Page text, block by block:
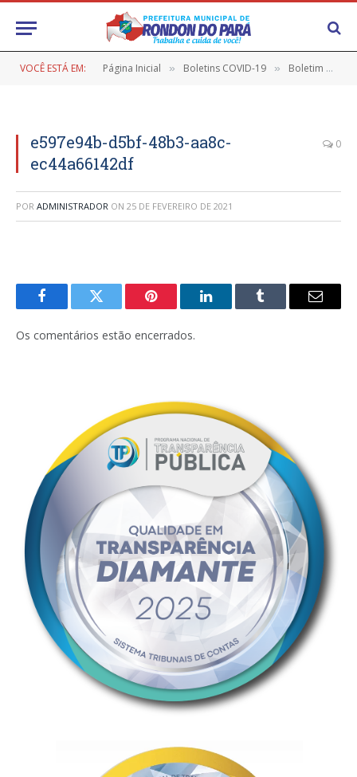
VOCÊ ESTÁ EM: Página Inicial » Boletins COVID-19 » Boletim COVID-19 (08/02/2021)
e597e94b-d5bf-48b3-aa8c-
ec44a66142df
0
POR ADMINISTRADOR ON 25 DE FEVEREIRO DE 2021
FacebookTwitter Pinterest LinkedInTumblr
E-
Os comentários estão encerrados.